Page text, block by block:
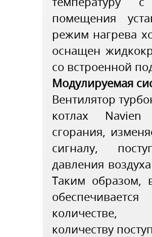
помещения
режим нагрева
оснащен
со встроенной
Модулируемая
Вентилятор
котлах
сгорания,
сигналу,
давления
Таким образом,
количестве,
количеству